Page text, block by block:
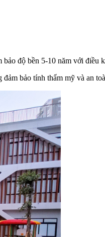
độ bền 5-10 năm với điều
bảo tính thẩm mỹ và an